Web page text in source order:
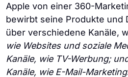
Apple von einer 360-
bewirbt seine Produkte und
über verschiedene Kanäle,
wie Websites und soziale
Kanäle, wie TV-Werbung;
Kanäle, wie E-Mail-Marketing